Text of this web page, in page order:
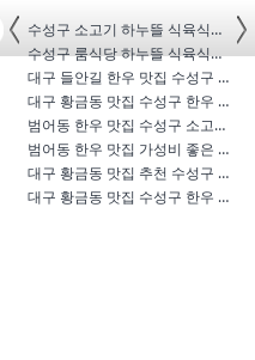
수성구 소고기 하누뜰 식육식당 황금…
수성구 룸식당 하누뜰 식육식당 황금…
대구 들안길 한우 맛집 수성구 룸식당…
대구 황금동 맛집 수성구 한우 가성비…
범어동 한우 맛집 수성구 소고기 가성…
범어동 한우 맛집 가성비 좋은 수성구…
대구 황금동 맛집 추천 수성구 한우 …
대구 황금동 맛집 수성구 한우 마블링…